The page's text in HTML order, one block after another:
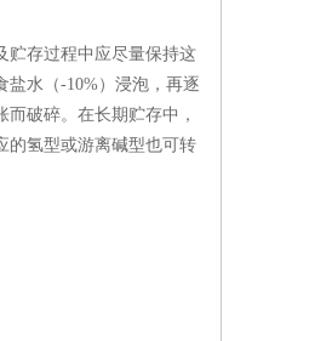
贮存过程中应尽量保持这
盐水（-10%）浸泡，再逐
破碎。在长期贮存中，
的氢型或游离碱型也可转